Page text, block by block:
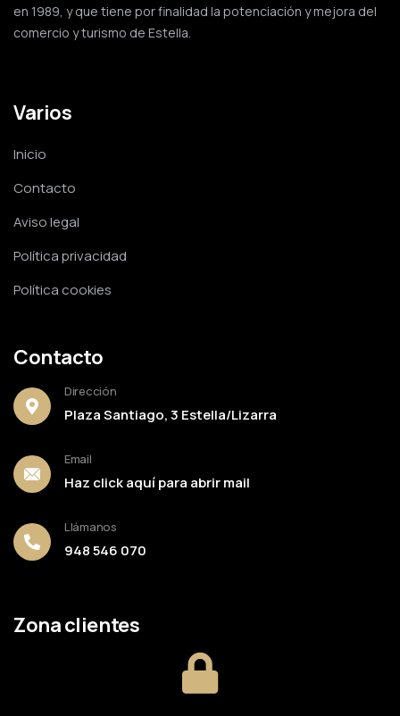
en 1989, y que tiene por finalidad la potenciación y mejora del
comercio y turismo de Estella.
Varios
Inicio
Contacto
Aviso legal
Política privacidad
Política cookies
Contacto
Dirección
Plaza Santiago, 3 Estella/Lizarra
Email
Haz click aquí para abrir mail
Llámanos
948 546 070
Zona clientes